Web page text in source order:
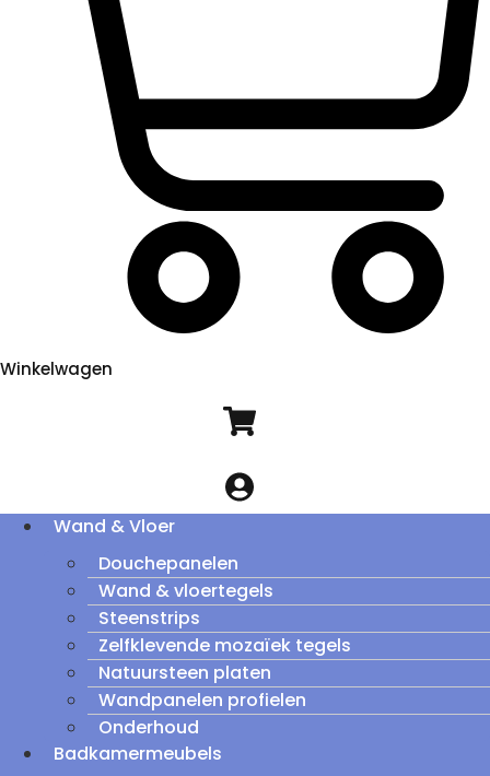
Winkelwagen
Wand & Vloer
Douchepanelen
Wand & vloertegels
Steenstrips
Zelfklevende mozaïek tegels
Natuursteen platen
Wandpanelen profielen
Onderhoud
Badkamermeubels